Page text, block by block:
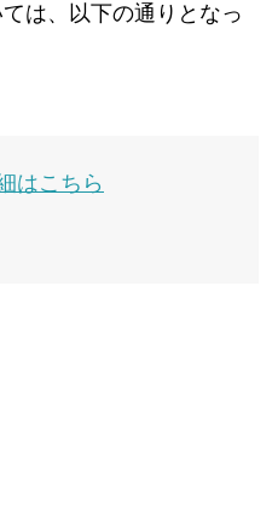
は、以下の通りとなっ
はこちら